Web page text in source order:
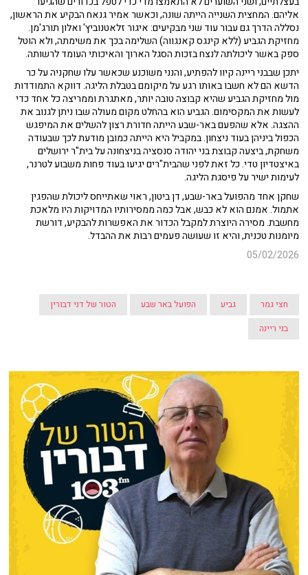
אליהם. המחצית השנייה הייתה שונה, וכאשר אמיר גנאח הבקיע את הראשון,
נסללה הדרך גם עבור עוד שני מבקיעים: איגור זלאטנוביץ' ואלון תורג'מן.
מחזיקת הגביע (ללא קינגס קאנגווה) השלימה בכך את משימתה, ולא הוטל
ספק באשר ליכולתה לנצח בזכות הסגל הארוך והאיכותי העומד לרשותה.
יתכן שבבני ריינה קיוו להפתיע, והנני משוכנע שכאשר עלו שחקניה על כר
הדשא הם לא חשבו באותו רגע על מיקומם בטבלת הליגה. דווקא התמודדות
מול מחזיקת הגביע שהיא קבוצה טובה יותר, מאתגרת וממריצה כל אחד כדי
לעשות את המקסימום. הגביע הוא בהחלט מקום מעולה שבו ניתן לגנוב את
ההצגה. אלא שהפעם באר-שבע הייתה חדורת רצון להשלים את המיפגש
הכפול ביניהן בעוד ניצחון. במקביל היא הייתה כמובן מודעת לכך שבעודה
משחקת, ביצעה קבוצת בני יהודה סנסציה בניצחונה על בית"ר ירושלים
באיצטדיון טדי. כל זאת לפני שהבית"רים יגיעו בעוד פחות משבוע לטרנר,
לעימות ישיר על פיסגת הליגה.
שחקן אחד מהפועל באר-שבע, דן ביטון, ראוי שאתייחס ליכולת שהפגין
אתמול. אמנם הוא לא כבש, אבל כמה ממסירותיו המדויקות היו מלאכת
מחשבת. מסירה היוצרת למקבל הכדור את האפשרות להבקיע, דורשת
מיומנות טכנית, והיא זו שעושה פעמים רבות את ההבדל.
05/02/2026
חצי גמר גביע הפועל באר שבע
הטור של דני דבורין
בני ריינה